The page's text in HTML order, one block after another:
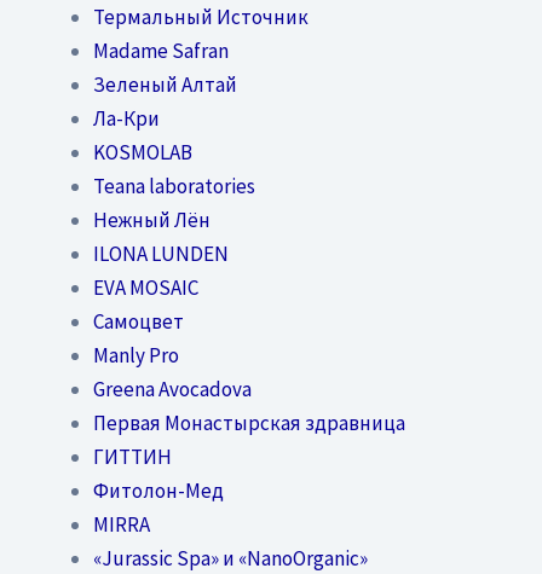
Термальный Источник
Madame Safran
Зеленый Алтай
Ла-Кри
KOSMOLAB
Teana laboratories
Нежный Лён
ILONA LUNDEN
EVA MOSAIC
Самоцвет
Manly Pro
Greena Avocadova
Первая Монастырская здравница
ГИТТИН
Фитолон-Мед
MIRRA
«Jurassic Spa» и «NanoOrganic»